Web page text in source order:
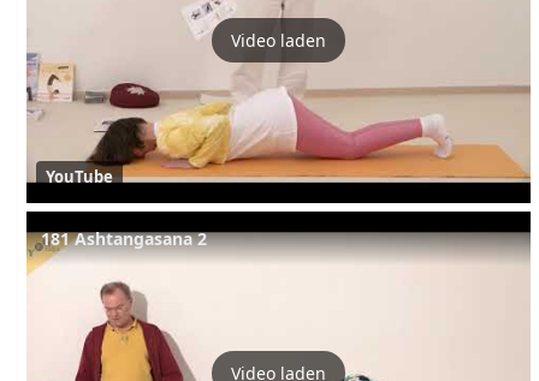
Video laden
YouTube
181 Ashtangasana 2
Video laden